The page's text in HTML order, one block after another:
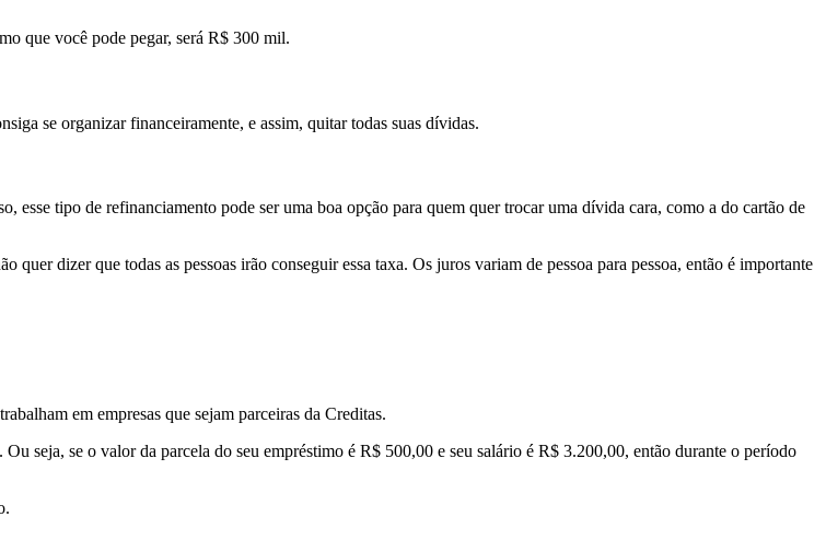
que você pode pegar, será R$ 300 mil.
se organizar financeiramente, e assim, quitar todas suas dívidas.
esse tipo de refinanciamento pode ser uma boa opção para quem quer trocar uma dívida cara, como a do cartão de
quer dizer que todas as pessoas irão conseguir essa taxa. Os juros variam de pessoa para pessoa, então é importante
em empresas que sejam parceiras da Creditas.
seja, se o valor da parcela do seu empréstimo é R$ 500,00 e seu salário é R$ 3.200,00, então durante o período